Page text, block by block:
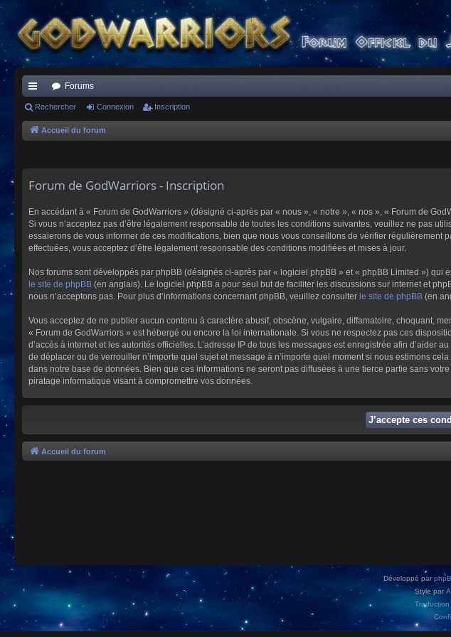
ac
co
s
Forums
Rechercher Connexion Inscription
Accueil du forum
Forum de GodWarriors - Inscription
En accédant à « Forum de GodWarriors » (désigné ci-après par « nous », « notre », « nos », « Forum de
Si vous n’acceptez pas d’être légalement responsable de toutes les conditions suivantes, veuillez ne pas
essaierons de vous informer de ces modifications, bien que nous vous conseillons de vérifier
effectuées, vous acceptez d’être légalement responsable des conditions modifiées et mises à jour.
Nos forums sont développés par phpBB (désignés ci-après par « logiciel phpBB » et « phpBB Limited ») qui
le site de phpBB (en anglais). Le logiciel phpBB a pour seul but de faciliter les discussions sur internet et
nous n’acceptons pas. Pour plus d’informations concernant phpBB, veuillez consulter le site de phpBB (en
Vous acceptez de ne publier aucun contenu à caractère abusif, obscène, vulgaire, diffamatoire, choquant,
« Forum de GodWarriors » est hébergé ou encore la loi internationale. Si vous ne respectez pas ces
d’accès à internet et les autorités officielles. L’adresse IP de tous les messages est enregistrée afin
de déplacer ou de verrouiller n’importe quel sujet et message à n’importe quel moment si nous estimons
dans notre base de données. Bien que ces informations ne seront pas diffusées à une tierce partie sans
piratage informatique visant à compromettre vos données.
Accueil du forum
Développé par
Style par
Traduction